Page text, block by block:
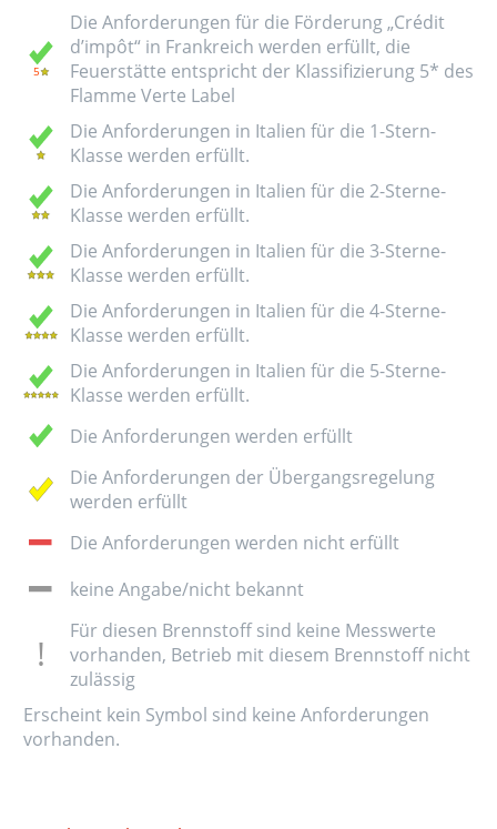
Die Anforderungen für die Förderung „Crédit
d’impôt“ in Frankreich werden erfüllt, die
Feuerstätte entspricht der Klassifizierung 5* des
Flamme Verte Label
Die Anforderungen in Italien für die 1-Stern-
Klasse werden erfüllt.
Die Anforderungen in Italien für die 2-Sterne-
Klasse werden erfüllt.
Die Anforderungen in Italien für die 3-Sterne-
Klasse werden erfüllt.
Die Anforderungen in Italien für die 4-Sterne-
Klasse werden erfüllt.
Die Anforderungen in Italien für die 5-Sterne-
Klasse werden erfüllt.
Die Anforderungen werden erfüllt
Die Anforderungen der Übergangsregelung
werden erfüllt
Die Anforderungen werden nicht erfüllt
keine Angabe/nicht bekannt
Für diesen Brennstoff sind keine Messwerte
vorhanden, Betrieb mit diesem Brennstoff nicht
zulässig
Erscheint kein Symbol sind keine Anforderungen
vorhanden.